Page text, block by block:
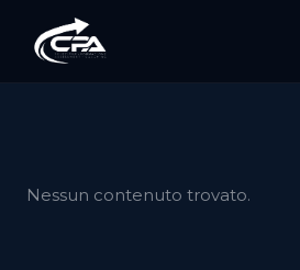
Nessun contenuto trovato.